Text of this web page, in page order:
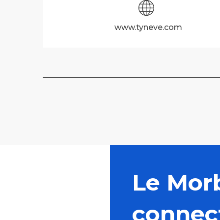
www.tyneve.com
Le